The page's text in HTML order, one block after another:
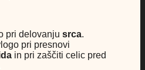
pri delovanju srca.
pri presnovi
in pri zaščiti celic pred